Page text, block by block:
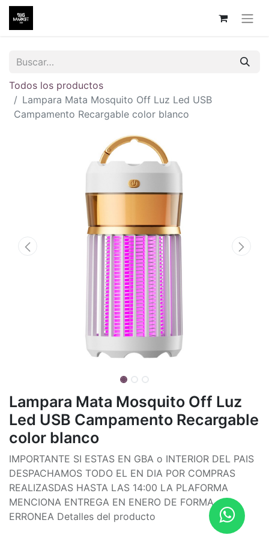
Todos los productos
Lampara Mata Mosquito Off Luz Led USB
Campamento Recargable color blanco
Lampara Mata Mosquito Off Luz
Led USB Campamento Recargable
color blanco
IMPORTANTE SI ESTAS EN GBA o INTERIOR DEL PAIS
DESPACHAMOS TODO EL EN DIA POR COMPRAS
REALIZASDAS HASTA LAS 14:00 LA PLAFORMA
MENCIONA ENTREGA EN ENERO DE FORMA
ERRONEA Detalles del producto